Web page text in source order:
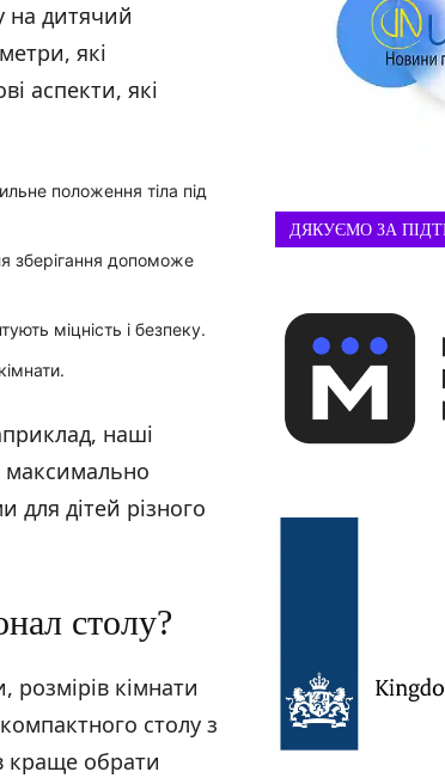
на дитячий
які
аспекти, які
положення тіла під
зберігання допоможе
міцність і безпеку.
наші
максимально
дітей різного
столу?
розмірів кімнати
столу з
краще обрати
ДЯКУЄМО ЗА